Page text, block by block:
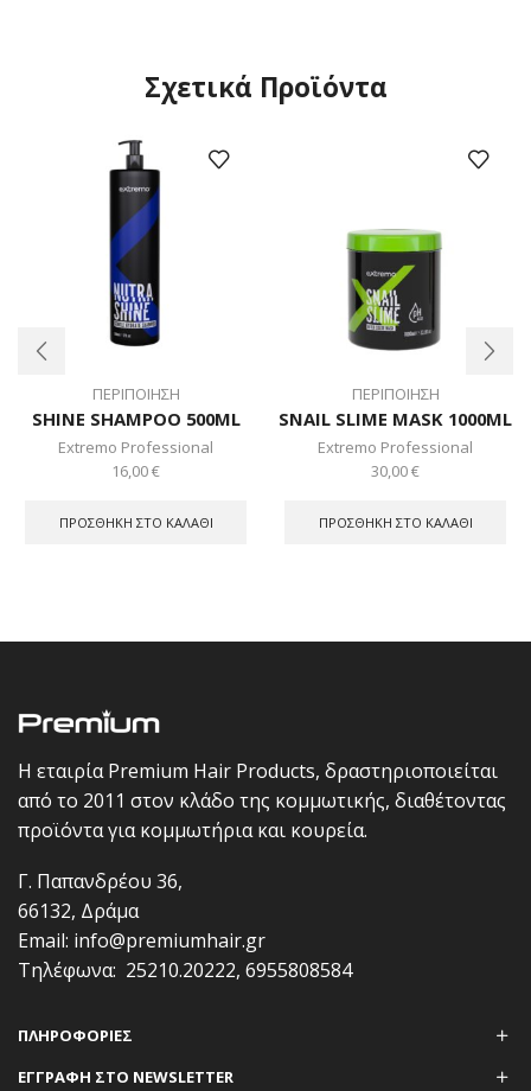
Σχετικά Προϊόντα
ΠΕΡΙΠΟΙΗΣΗ
SHINE SHAMPOO 500ML
Extremo Professional
16,00€
ΠΡΟΣΘΉΚΗ ΣΤΟ ΚΑΛΆΘΙ
ΠΕΡΙΠΟΙΗΣΗ
SNAIL SLIME MASK 1000ML
Extremo Professional
30,00€
ΠΡΟΣΘΉΚΗ ΣΤΟ ΚΑΛΆΘΙ
Η εταιρία Premium Hair Products, δραστηριοποιείται
από το 2011 στον κλάδο της κομμωτικής, διαθέτοντας
προϊόντα για κομμωτήρια και κουρεία.
Γ. Παπανδρέου 36,
66132, Δράμα
Email: info@premiumhair.gr
Τηλέφωνα: 25210.20222, 6955808584
ΠΛΗΡΟΦΟΡΊΕΣ
ΕΓΓΡΑΦΗ ΣΤΟ NEWSLETTER